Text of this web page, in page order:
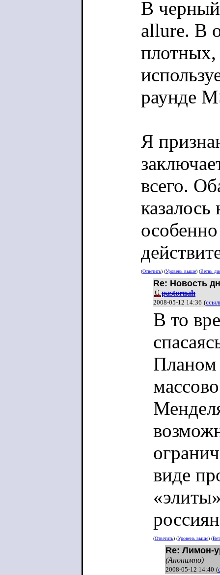
В
allure. В
раунде
Я
всего.
(Ответить) (Уровень выше) (Ветвь
Re: Новость
pastornah
2008-05-12 14:36 (
В то
Планом
виде
(Ответить) (Уровень выше) (
Re: Лимон-
(Анонимно)
2008-05-12 14:40 (